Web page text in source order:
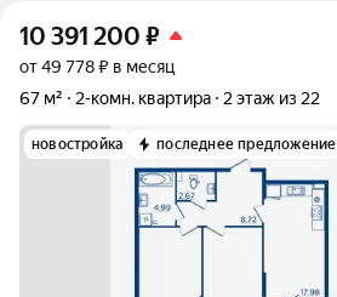
10 391 200 ₽
от 49 778 ₽ в месяц
67 м²
2-комн. квартира 2 этаж из 22
новостройка последнее предложение